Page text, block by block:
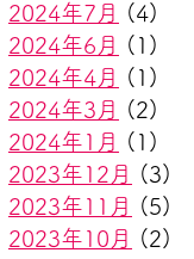
2024年7月
(4)
2024年6月
(1)
2024年4月
(1)
2024年3月
(2)
2024年1月
(1)
2023年12月
(3)
2023年11月
(5)
2023年10月
(2)